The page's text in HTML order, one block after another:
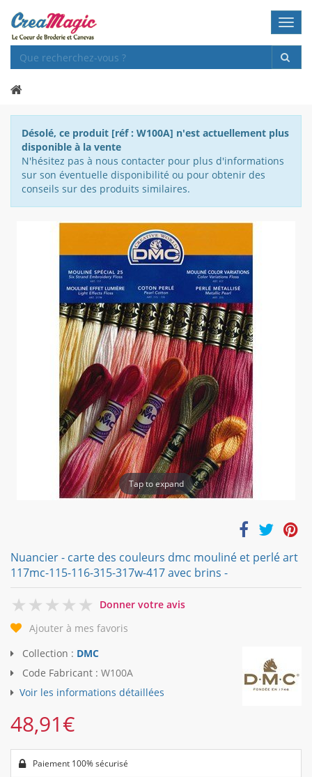
Désolé, ce produit [réf : W100A] n'est actuellement plus
disponible à la vente
N'hésitez pas à nous contacter pour plus d'informations
sur son éventuelle disponibilité ou pour obtenir des
conseils sur des produits similaires.
Tap to expand
Nuancier - carte des couleurs dmc mouliné et perlé art
117mc-115-116-315-317w-417 avec brins -
0
Donner votre avis
Ajouter à mes favoris
Collection : DMC
Code Fabricant : W100A
Voir les informations détaillées
48,91€
Paiement 100% sécurisé